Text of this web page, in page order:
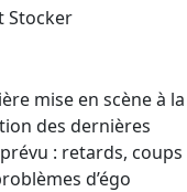
Stocker
mise en scène à la
des dernières
: retards, coups
d’égo